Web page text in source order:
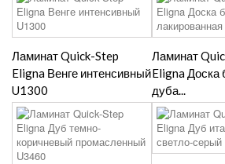
Ламинат Quick-Step
Eligna Венге интенсивный
U1300
Ламинат
Eligna Доска
дуба...